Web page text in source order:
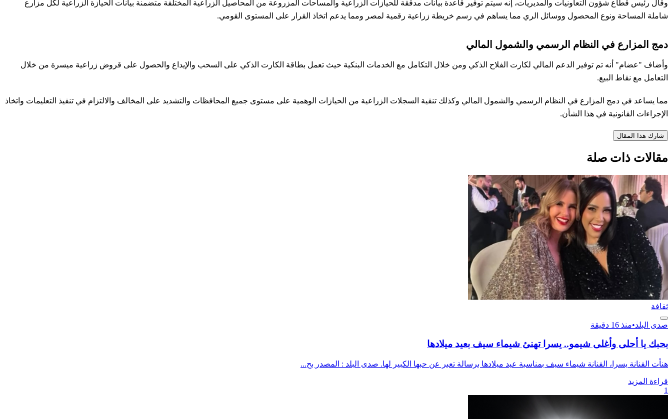
وقال رئيس قطاع شؤون التعاونيات والمديريات، إنه سيتم توفير قاعدة بيانات مدققة للحيازات الزراعية والمساحات المزروعة من المحاصيل الزراعية المختلفة متضمنة بيانات الحيازة الزراعية لكل مزارع
شاملة المساحة ونوع المحصول ووسائل الري مما يساهم في رسم خريطة زراعية رقمية لمصر ومما يدعم اتخاذ القرار على المستوى القومي.
دمج المزارع في النظام الرسمي والشمول المالي
وأضاف "عضام" أنه تم توفير الدعم المالي لكارت الفلاح الذكي ومن خلال التكامل مع الخدمات البنكية حيث تعمل بطاقة الكارت الذكي على السحب والإيداع والحصول على قروض زراعية ميسرة من خلال
التعامل مع نقاط البيع.
مما يساعد في دمج المزارع في النظام الرسمي والشمول المالي وكذلك تنقية السجلات الزراعية من الحيازات الوهمية على مستوى جميع المحافظات والتشديد على المخالف والالتزام في تنفيذ التعليمات واتخاذ
الإجراءات القانونية في هذا الشأن.
شارك هذا المقال
مقالات ذات صلة
ثقافة
صدى البلد•منذ 16 دقيقة
بحبك يا أحلى وأغلى شيمو.. يسرا تهنئ شيماء سيف بعيد ميلادها
هنأت الفنانة يسرا، الفنانة شيماء سيف بمناسبة عيد ميلادها برسالة تعبر عن حبها الكبير لها. صدى البلد : المصدر بح...
قراءة المزيد
1